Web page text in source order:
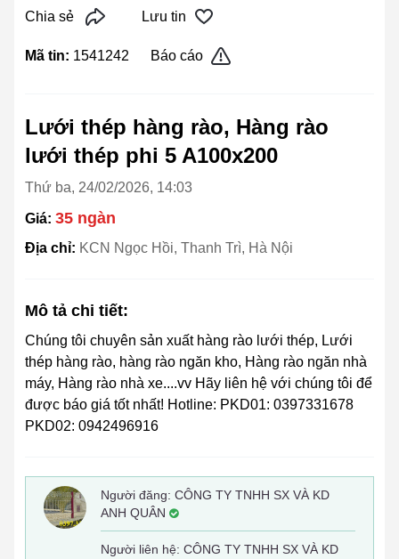
Chia sẻ Lưu tin
Mã tin: 1541242 Báo cáo
Lưới thép hàng rào, Hàng rào
lưới thép phi 5 A100x200
Thứ ba, 24/02/2026, 14:03
Giá: 35 ngàn
Địa chỉ: KCN Ngọc Hồi, Thanh Trì, Hà Nội
Mô tả chi tiết:
Chúng tôi chuyên sản xuất hàng rào lưới thép, Lưới
thép hàng rào, hàng rào ngăn kho, Hàng rào ngăn nhà
máy, Hàng rào nhà xe....vv Hãy liên hệ với chúng tôi để
được báo giá tốt nhất! Hotline: PKD01: 0397331678
PKD02: 0942496916
Người đăng: CÔNG TY TNHH SX VÀ KD
ANH QUÂN
Người liên hệ: CÔNG TY TNHH SX VÀ KD